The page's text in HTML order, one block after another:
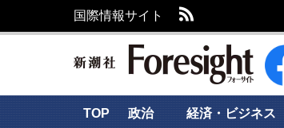
国際情報サイト
新
TOP 政治 経済・ビジネス